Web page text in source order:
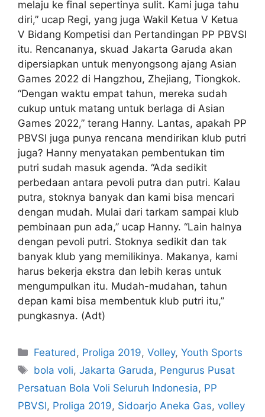
melaju ke final sepertinya sulit. Kami juga tahu
diri,” ucap Regi, yang juga Wakil Ketua V Ketua
V Bidang Kompetisi dan Pertandingan PP PBVSI
itu. Rencananya, skuad Jakarta Garuda akan
dipersiapkan untuk menyongsong ajang Asian
Games 2022 di Hangzhou, Zhejiang, Tiongkok.
“Dengan waktu empat tahun, mereka sudah
cukup untuk matang untuk berlaga di Asian
Games 2022,” terang Hanny. Lantas, apakah PP
PBVSI juga punya rencana mendirikan klub putri
juga? Hanny menyatakan pembentukan tim
putri sudah masuk agenda. “Ada sedikit
perbedaan antara pevoli putra dan putri. Kalau
putra, stoknya banyak dan kami bisa mencari
dengan mudah. Mulai dari tarkam sampai klub
pembinaan pun ada,” ucap Hanny. “Lain halnya
dengan pevoli putri. Stoknya sedikit dan tak
banyak klub yang memilikinya. Makanya, kami
harus bekerja ekstra dan lebih keras untuk
mengumpulkan itu. Mudah-mudahan, tahun
depan kami bisa membentuk klub putri itu,”
pungkasnya. (Adt)
Featured, Proliga 2019,Volley,Youth Sports
bola voli,Jakarta Garuda, Pengurus Pusat
Persatuan Bola Voli Seluruh Indonesia, PP
PBVSI, Proliga 2019, Sidoarjo Aneka Gas, volley